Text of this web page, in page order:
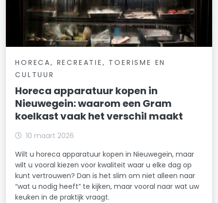
HORECA, RECREATIE, TOERISME EN
CULTUUR
Horeca apparatuur kopen in
Nieuwegein: waarom een Gram
koelkast vaak het verschil maakt
10 maart 2026
Wilt u horeca apparatuur kopen in Nieuwegein, maar
wilt u vooral kiezen voor kwaliteit waar u elke dag op
kunt vertrouwen? Dan is het slim om niet alleen naar
“wat u nodig heeft” te kijken, maar vooral naar wat uw
keuken in de praktijk vraagt.